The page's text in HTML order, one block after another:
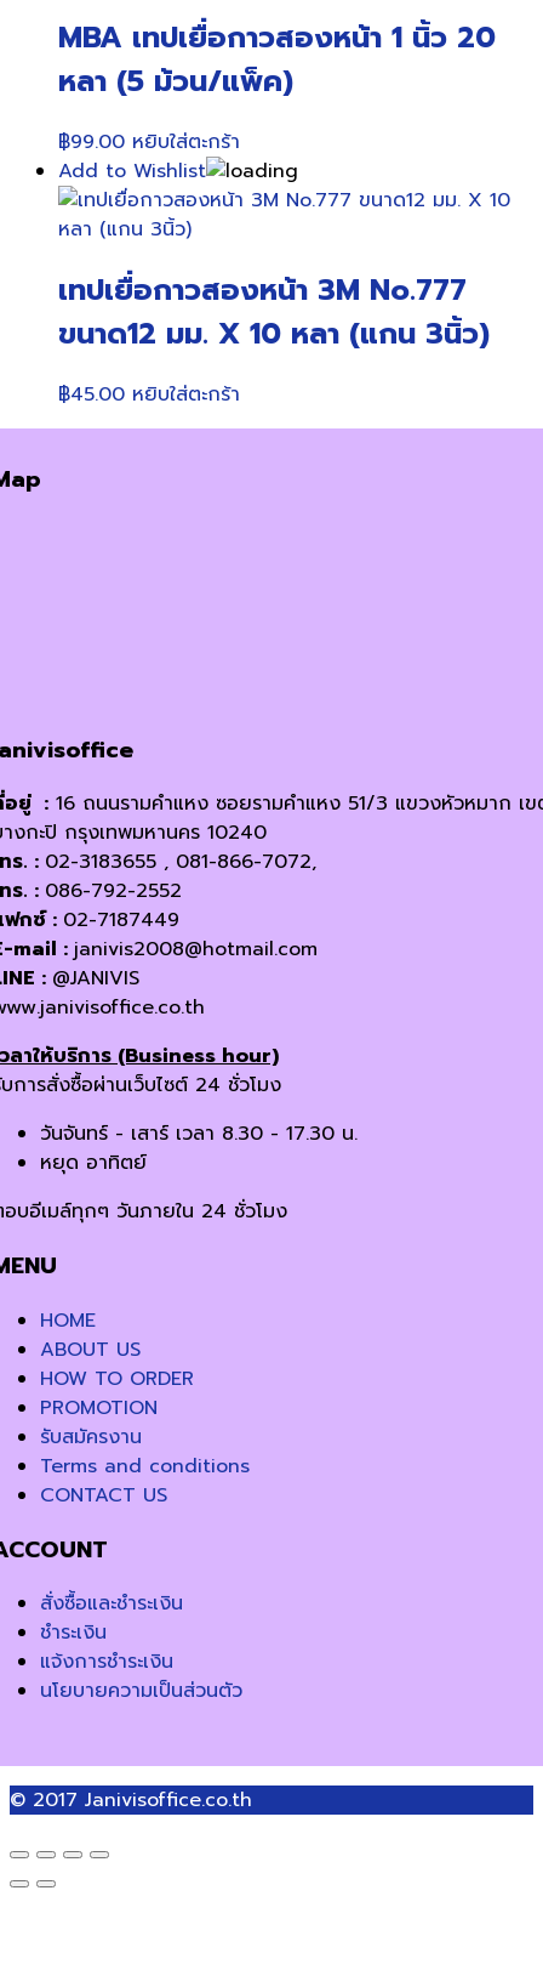
MBA เทปเยื่อกาวสองหน้า 1 นิ้ว 20
หลา (5 ม้วน/แพ็ค)
฿99.00 หยิบใส่ตะกร้า
Add to Wishlist
เทปเยื่อกาวสองหน้า 3M No.777
ขนาด12 มม. X 10 หลา (แกน 3นิ้ว)
฿45.00 หยิบใส่ตะกร้า
อยู่ : 16 ถนนรามคำแหง ซอยรามคำแหง 51/3 แขวงหัวหมาก เ
งกะปิ กรุงเทพมหานคร 10240
ร. : 02-3183655 , 081-866-7072,
ร. : 086-792-2552
กซ์ : 02-7187449
mail : janivis2008@hotmail.com
: @JANIVIS
ลาให้บริการ (Business hour)
การสั่งซื้อผ่านเว็บไซต์ 24 ชั่วโมง
วันจันทร์ - เสาร์ เวลา 8.30 - 17.30 น.
หยุด อาทิตย์
บอีเมล์ทุกๆ วันภายใน 24 ชั่วโมง
HOME
ABOUT US
HOW TO ORDER
PROMOTION
รับสมัครงาน
Terms and conditions
CONTACT US
สั่งซื้อและชำระเงิน
ชำระเงิน
แจ้งการชำระเงิน
นโยบายความเป็นส่วนตัว
© 2017 Janivisoffice.co.th